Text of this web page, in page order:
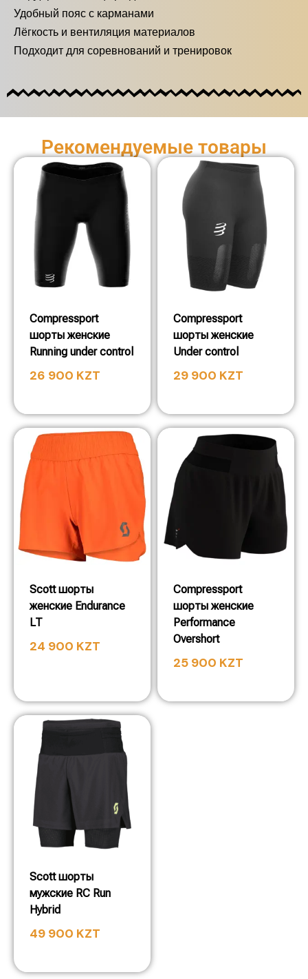
Удобный пояс с карманами
Лёгкость и вентиляция материалов
Подходит для соревнований и тренировок
Рекомендуемые товары
Compressport
шорты женские
Running under control
26 900 KZT
Compressport
шорты женские
Under control
29 900 KZT
Scott шорты
женские Endurance
LT
24 900 KZT
Compressport
шорты женские
Performance
Overshort
25 900 KZT
Scott шорты
мужские RC Run
Hybrid
49 900 KZT